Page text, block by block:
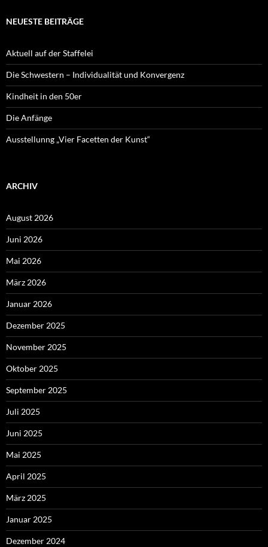
NEUESTE BEITRÄGE
Aktuell auf der Staffelei
Die Schwestern – Individualität und Konvergenz
Kindheit in den 50er
Die Anfänge
Ausstellunng „Vier Facetten der Kunst“
ARCHIV
August 2026
Juni 2026
Mai 2026
März 2026
Januar 2026
Dezember 2025
November 2025
Oktober 2025
September 2025
Juli 2025
Juni 2025
Mai 2025
April 2025
März 2025
Januar 2025
Dezember 2024